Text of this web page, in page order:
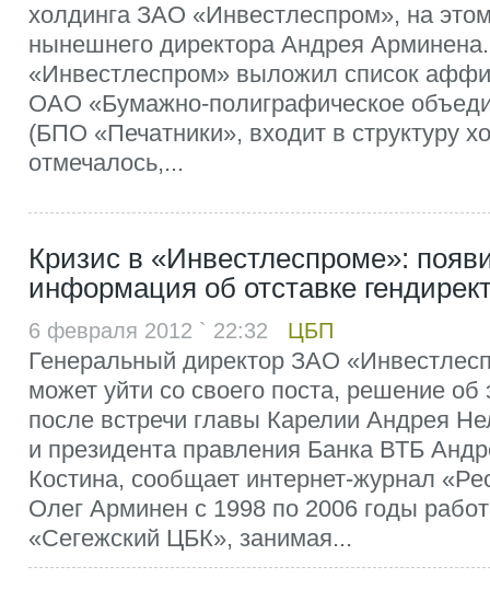
холдинга ЗАО «Инвестлеспром», на
нынешнего директора Андрея
«Инвестлеспром» выложил список
ОАО «Бумажно-полиграфическое
(БПО «Печатники», входит в структуру
отмечалось,...
Кризис в «Инвестлеспроме»:
информация об отставке
6 февраля 2012 ` 22:32 ЦБП
Генеральный директор ЗАО
может уйти со своего поста, решение
после встречи главы Карелии Андрея
и президента правления Банка ВТБ
Костина, сообщает интернет-журнал
Олег Арминен с 1998 по 2006 годы
«Сегежский ЦБК», занимая...